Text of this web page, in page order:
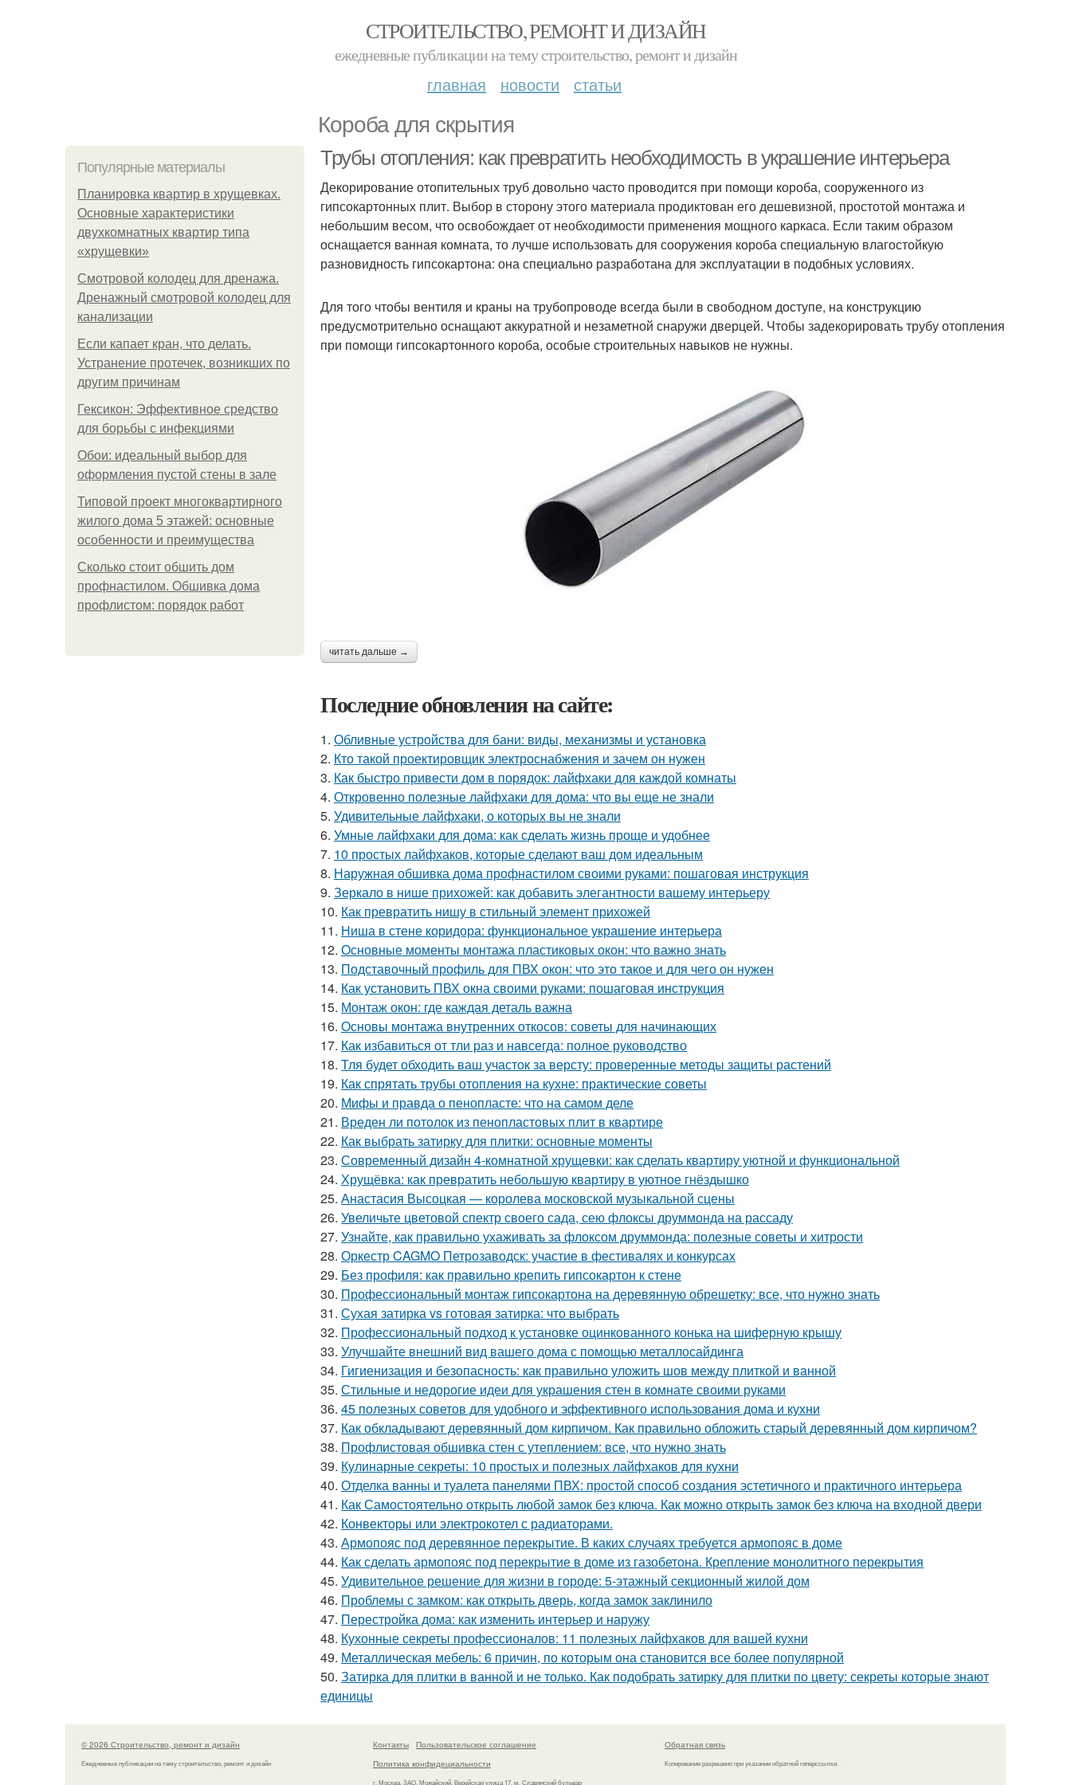
СТРОИТЕЛЬСТВО, РЕМОНТ И ДИЗАЙН
ежедневные публикации на тему строительство, ремонт и дизайн
главная новости статьи
Короба для скрытия
Популярные материалы
Планировка квартир в хрущевках.
Основные характеристики
двухкомнатных квартир типа
«хрущевки»
Смотровой колодец для дренажа.
Дренажный смотровой колодец для
канализации
Если капает кран, что делать.
Устранение протечек, возникших по
другим причинам
Гексикон: Эффективное средство
для борьбы с инфекциями
Обои: идеальный выбор для
оформления пустой стены в зале
Типовой проект многоквартирного
жилого дома 5 этажей: основные
особенности и преимущества
Сколько стоит обшить дом
профнастилом. Обшивка дома
профлистом: порядок работ
Трубы отопления: как превратить необходимость в украшение интерьера
Декорирование отопительных труб довольно часто проводится при помощи короба, сооруженного из
гипсокартонных плит. Выбор в сторону этого материала продиктован его дешевизной, простотой монтажа и
небольшим весом, что освобождает от необходимости применения мощного каркаса. Если таким образом
оснащается ванная комната, то лучше использовать для сооружения короба специальную влагостойкую
разновидность гипсокартона: она специально разработана для эксплуатации в подобных условиях.
Для того чтобы вентиля и краны на трубопроводе всегда были в свободном доступе, на конструкцию
предусмотрительно оснащают аккуратной и незаметной снаружи дверцей. Чтобы задекорировать трубу отопления
при помощи гипсокартонного короба, особые строительных навыков не нужны.
читать дальше →
Последние обновления на сайте:
1. Обливные устройства для бани: виды, механизмы и установка
2. Кто такой проектировщик электроснабжения и зачем он нужен
3. Как быстро привести дом в порядок: лайфхаки для каждой комнаты
4. Откровенно полезные лайфхаки для дома: что вы еще не знали
5. Удивительные лайфхаки, о которых вы не знали
6. Умные лайфхаки для дома: как сделать жизнь проще и удобнее
7. 10 простых лайфхаков, которые сделают ваш дом идеальным
8. Наружная обшивка дома профнастилом своими руками: пошаговая инструкция
9. Зеркало в нише прихожей: как добавить элегантности вашему интерьеру
10. Как превратить нишу в стильный элемент прихожей
11. Ниша в стене коридора: функциональное украшение интерьера
12. Основные моменты монтажа пластиковых окон: что важно знать
13. Подставочный профиль для ПВХ окон: что это такое и для чего он нужен
14. Как установить ПВХ окна своими руками: пошаговая инструкция
15. Монтаж окон: где каждая деталь важна
16. Основы монтажа внутренних откосов: советы для начинающих
17. Как избавиться от тли раз и навсегда: полное руководство
18. Тля будет обходить ваш участок за версту: проверенные методы защиты растений
19. Как спрятать трубы отопления на кухне: практические советы
20. Мифы и правда о пенопласте: что на самом деле
21. Вреден ли потолок из пенопластовых плит в квартире
22. Как выбрать затирку для плитки: основные моменты
23. Современный дизайн 4-комнатной хрущевки: как сделать квартиру уютной и функциональной
24. Хрущёвка: как превратить небольшую квартиру в уютное гнёздышко
25. Анастасия Высоцкая — королева московской музыкальной сцены
26. Увеличьте цветовой спектр своего сада, сею флоксы друммонда на рассаду
27. Узнайте, как правильно ухаживать за флоксом друммонда: полезные советы и хитрости
28. Оркестр CAGMO Петрозаводск: участие в фестивалях и конкурсах
29. Без профиля: как правильно крепить гипсокартон к стене
30. Профессиональный монтаж гипсокартона на деревянную обрешетку: все, что нужно знать
31. Сухая затирка vs готовая затирка: что выбрать
32. Профессиональный подход к установке оцинкованного конька на шиферную крышу
33. Улучшайте внешний вид вашего дома с помощью металлосайдинга
34. Гигиенизация и безопасность: как правильно уложить шов между плиткой и ванной
35. Стильные и недорогие идеи для украшения стен в комнате своими руками
36. 45 полезных советов для удобного и эффективного использования дома и кухни
37. Как обкладывают деревянный дом кирпичом. Как правильно обложить старый деревянный дом кирпичом?
38. Профлистовая обшивка стен с утеплением: все, что нужно знать
39. Кулинарные секреты: 10 простых и полезных лайфхаков для кухни
40. Отделка ванны и туалета панелями ПВХ: простой способ создания эстетичного и практичного интерьера
41. Как Самостоятельно открыть любой замок без ключа. Как можно открыть замок без ключа на входной двери
42. Конвекторы или электрокотел с радиаторами.
43. Армопояс под деревянное перекрытие. В каких случаях требуется армопояс в доме
44. Как сделать армопояс под перекрытие в доме из газобетона. Крепление монолитного перекрытия
45. Удивительное решение для жизни в городе: 5-этажный секционный жилой дом
46. Проблемы с замком: как открыть дверь, когда замок заклинило
47. Перестройка дома: как изменить интерьер и наружу
48. Кухонные секреты профессионалов: 11 полезных лайфхаков для вашей кухни
49. Металлическая мебель: 6 причин, по которым она становится все более популярной
50. Затирка для плитки в ванной и не только. Как подобрать затирку для плитки по цвету: секреты которые знают
единицы
© 2026 Строительство, ремонт и дизайн
Ежедневные публикации на тему строительство, ремонт и дизайн
Контакты
Пользовательское соглашение
Политика конфидециальности
г. Москва, ЗАО, Можайский, Верейская улица 17, м. Славянский бульвар
Обратная связь
Копирование разрешено при указании обратной гиперссылки.